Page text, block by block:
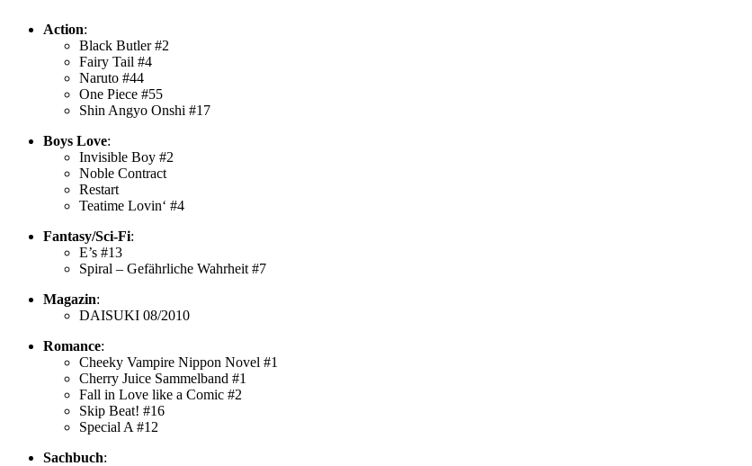
Action:
Black Butler #2
Fairy Tail #4
Naruto #44
One Piece #55
Shin Angyo Onshi #17
Boys Love:
Invisible Boy #2
Noble Contract
Restart
Teatime Lovin‘ #4
Fantasy/Sci-Fi:
E’s #13
Spiral – Gefährliche Wahrheit #7
Magazin:
DAISUKI 08/2010
Romance:
Cheeky Vampire Nippon Novel #1
Cherry Juice Sammelband #1
Fall in Love like a Comic #2
Skip Beat! #16
Special A #12
Sachbuch: